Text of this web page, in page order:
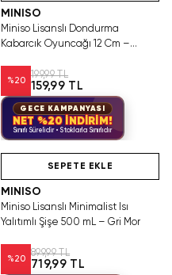
MINISO
Miniso Lisanslı Dondurma
Kabarcık Oyuncağı 12 Cm –
%20
199,99 TL
159,99 TL
GECE KAMPANYASI
NET %20 İNDİRİM!
Sınırlı Sürelidir • Stoklarla Sınırlıdır
SEPETE EKLE
MINISO
Miniso Lisanslı Minimalist Isı
Yalıtımlı Şişe 500 mL – Gri Mor
%20
899,99 TL
719,99 TL